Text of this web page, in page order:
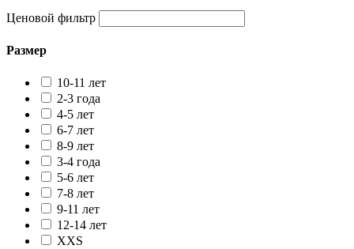
Ценовой фильтр
Размер
10-11 лет
2-3 года
4-5 лет
6-7 лет
8-9 лет
3-4 года
5-6 лет
7-8 лет
9-11 лет
12-14 лет
XXS